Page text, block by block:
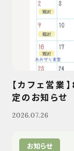
【カフェ営業
定のお知らせ
2026.07.26
お知らせ